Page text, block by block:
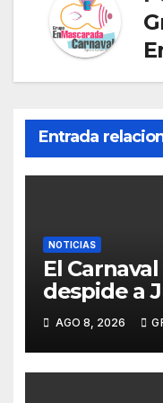
l
t
Entrada
NOTICIAS
El
despide a
inolvidable
AGO 8, 2026